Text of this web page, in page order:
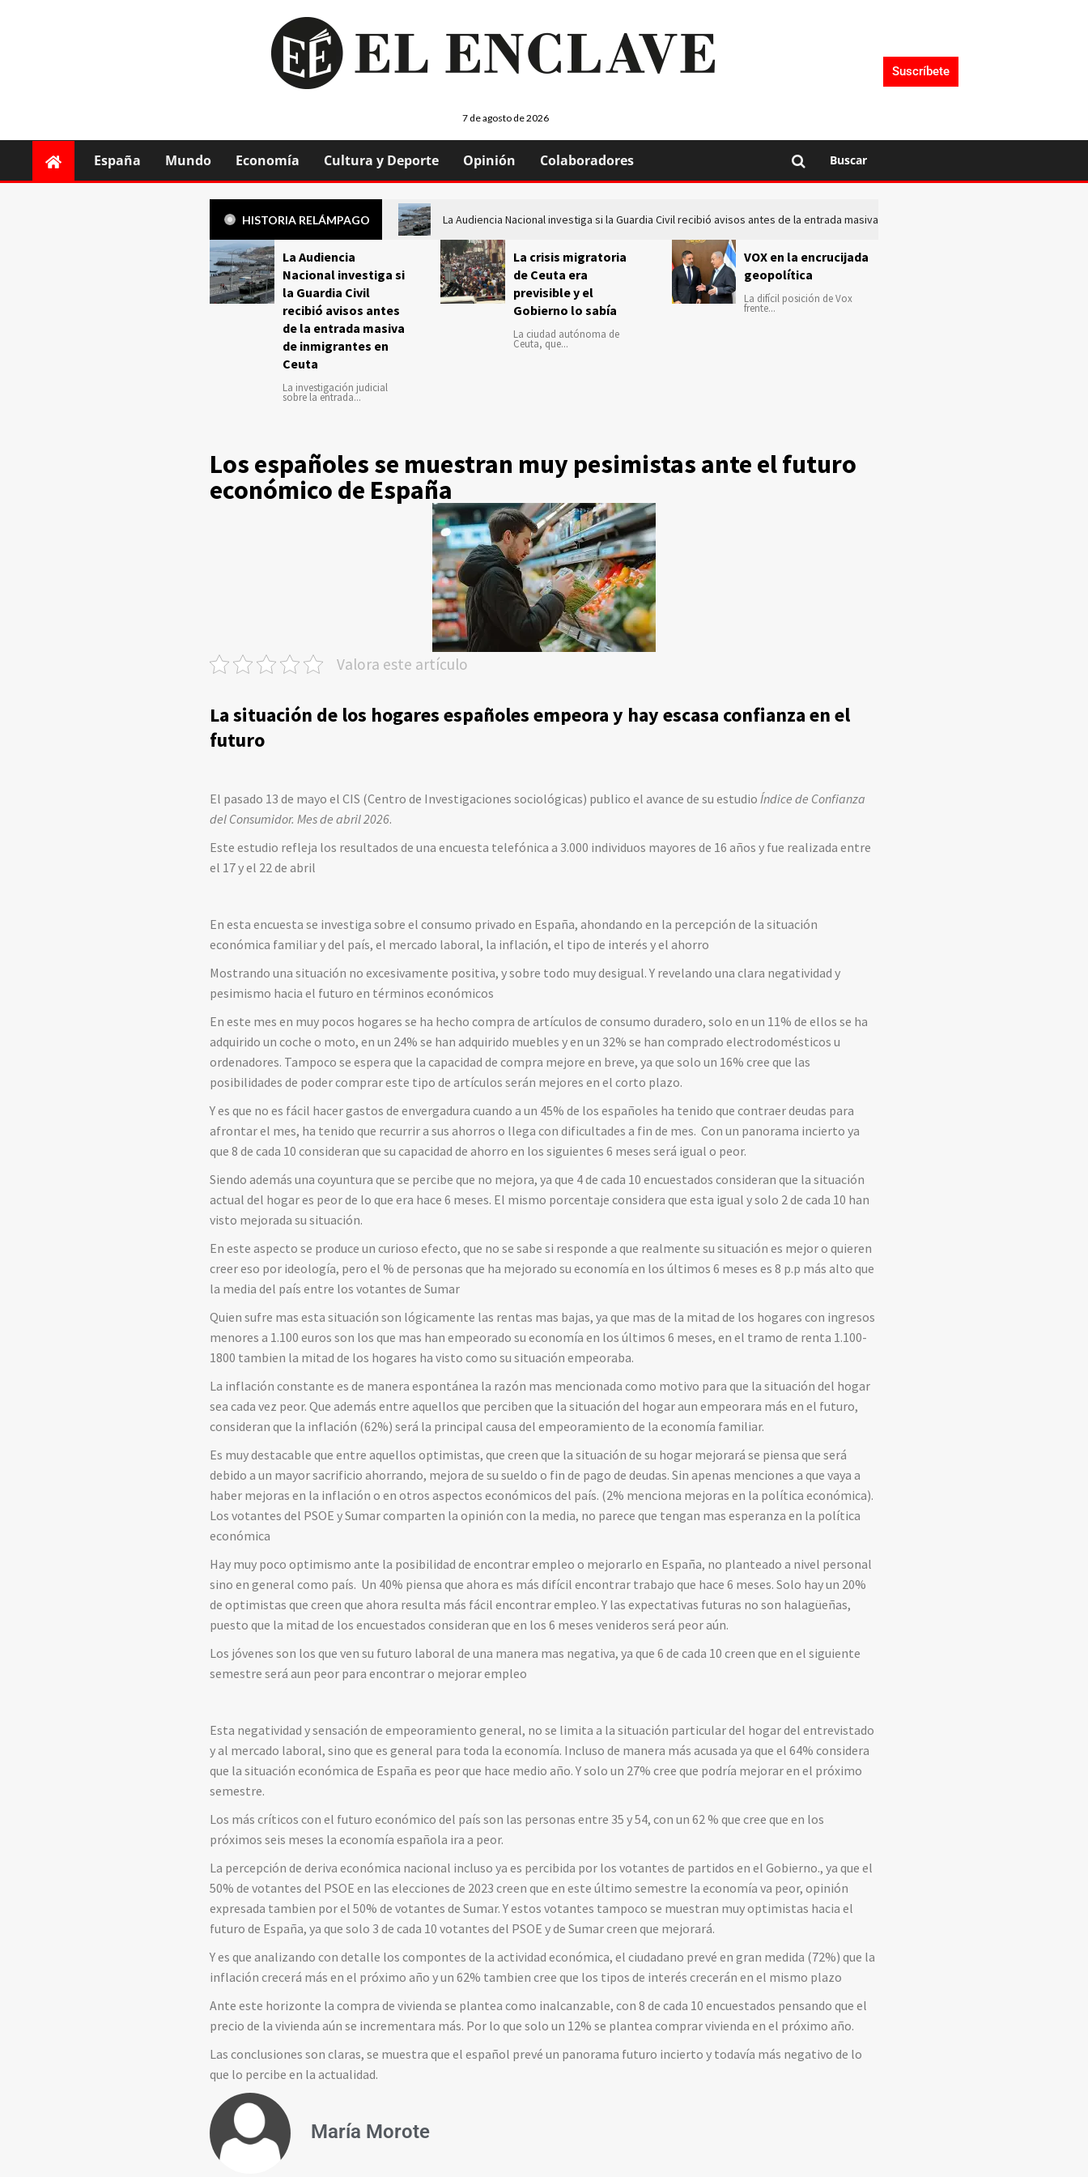
7 de agosto de 2026
Suscríbete
España Mundo Economía Cultura y Deporte Opinión Colaboradores Buscar
HISTORIA RELÁMPAGO La Audiencia Nacional investiga si la Guardia Civil recibió avisos antes de la entrada masiva de inmigrantes en Ceuta
La Audiencia
Nacional investiga si
la Guardia Civil
recibió avisos antes
de la entrada masiva
de inmigrantes en
Ceuta
La investigación judicial
sobre la entrada...
La crisis migratoria
de Ceuta era
previsible y el
Gobierno lo sabía
La ciudad autónoma de
Ceuta, que...
VOX en la encrucijada
geopolítica
La difícil posición de Vox
frente...
Los españoles se muestran muy pesimistas ante el futuro
económico de España
Valora este artículo
La situación de los hogares españoles empeora y hay escasa confianza en el
futuro
El pasado 13 de mayo el CIS (Centro de Investigaciones sociológicas) publico el avance de su estudioÍndice de Confianza
del Consumidor. Mes de abril 2026.
Este estudio refleja los resultados de una encuesta telefónica a 3.000 individuos mayores de 16 años y fue realizada entre
el 17 y el 22 de abril
En esta encuesta se investiga sobre el consumo privado en España, ahondando en la percepción de la situación
económica familiar y del país, el mercado laboral, la inflación, el tipo de interés y el ahorro
Mostrando una situación no excesivamente positiva, y sobre todo muy desigual. Y revelando una clara negatividad y
pesimismo hacia el futuro en términos económicos
En este mes en muy pocos hogares se ha hecho compra de artículos de consumo duradero, solo en un 11% de ellos se ha
adquirido un coche o moto, en un 24% se han adquirido muebles y en un 32% se han comprado electrodomésticos u
ordenadores. Tampoco se espera que la capacidad de compra mejore en breve, ya que solo un 16% cree que las
posibilidades de poder comprar este tipo de artículos serán mejores en el corto plazo.
Y es que no es fácil hacer gastos de envergadura cuando a un 45% de los españoles ha tenido que contraer deudas para
afrontar el mes, ha tenido que recurrir a sus ahorros o llega con dificultades a fin de mes. Con un panorama incierto ya
que 8 de cada 10 consideran que su capacidad de ahorro en los siguientes 6 meses será igual o peor.
Siendo además una coyuntura que se percibe que no mejora, ya que 4 de cada 10 encuestados consideran que la situación
actual del hogar es peor de lo que era hace 6 meses. El mismo porcentaje considera que esta igual y solo 2 de cada 10 han
visto mejorada su situación.
En este aspecto se produce un curioso efecto, que no se sabe si responde a que realmente su situación es mejor o quieren
creer eso por ideología, pero el % de personas que ha mejorado su economía en los últimos 6 meses es 8 p.p más alto que
la media del país entre los votantes de Sumar
Quien sufre mas esta situación son lógicamente las rentas mas bajas, ya que mas de la mitad de los hogares con ingresos
menores a 1.100 euros son los que mas han empeorado su economía en los últimos 6 meses, en el tramo de renta 1.100-
1800 tambien la mitad de los hogares ha visto como su situación empeoraba.
La inflación constante es de manera espontánea la razón mas mencionada como motivo para que la situación del hogar
sea cada vez peor. Que además entre aquellos que perciben que la situación del hogar aun empeorara más en el futuro,
consideran que la inflación (62%) será la principal causa del empeoramiento de la economía familiar.
Es muy destacable que entre aquellos optimistas, que creen que la situación de su hogar mejorará se piensa que será
debido a un mayor sacrificio ahorrando, mejora de su sueldo o fin de pago de deudas. Sin apenas menciones a que vaya a
haber mejoras en la inflación o en otros aspectos económicos del país. (2% menciona mejoras en la política económica).
Los votantes del PSOE y Sumar comparten la opinión con la media, no parece que tengan mas esperanza en la política
económica
Hay muy poco optimismo ante la posibilidad de encontrar empleo o mejorarlo en España, no planteado a nivel personal
sino en general como país. Un 40% piensa que ahora es más difícil encontrar trabajo que hace 6 meses. Solo hay un 20%
de optimistas que creen que ahora resulta más fácil encontrar empleo. Y las expectativas futuras no son halagüeñas,
puesto que la mitad de los encuestados consideran que en los 6 meses venideros será peor aún.
Los jóvenes son los que ven su futuro laboral de una manera mas negativa, ya que 6 de cada 10 creen que en el siguiente
semestre será aun peor para encontrar o mejorar empleo
Esta negatividad y sensación de empeoramiento general, no se limita a la situación particular del hogar del entrevistado
y al mercado laboral, sino que es general para toda la economía. Incluso de manera más acusada ya que el 64% considera
que la situación económica de España es peor que hace medio año. Y solo un 27% cree que podría mejorar en el próximo
semestre.
Los más críticos con el futuro económico del país son las personas entre 35 y 54, con un 62 % que cree que en los
próximos seis meses la economía española ira a peor.
La percepción de deriva económica nacional incluso ya es percibida por los votantes de partidos en el Gobierno., ya que el
50% de votantes del PSOE en las elecciones de 2023 creen que en este último semestre la economía va peor, opinión
expresada tambien por el 50% de votantes de Sumar. Y estos votantes tampoco se muestran muy optimistas hacia el
futuro de España, ya que solo 3 de cada 10 votantes del PSOE y de Sumar creen que mejorará.
Y es que analizando con detalle los compontes de la actividad económica, el ciudadano prevé en gran medida (72%) que la
inflación crecerá más en el próximo año y un 62% tambien cree que los tipos de interés crecerán en el mismo plazo
Ante este horizonte la compra de vivienda se plantea como inalcanzable, con 8 de cada 10 encuestados pensando que el
precio de la vivienda aún se incrementara más. Por lo que solo un 12% se plantea comprar vivienda en el próximo año.
Las conclusiones son claras, se muestra que el español prevé un panorama futuro incierto y todavía más negativo de lo
que lo percibe en la actualidad.
María Morote